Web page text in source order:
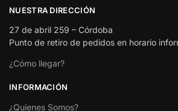
NUESTRA DIRECCIÓN
27 de abril 259 – Córdoba
Punto de retiro de pedidos en horario
¿Cómo llegar?
INFORMACIÓN
¿Quienes Somos?